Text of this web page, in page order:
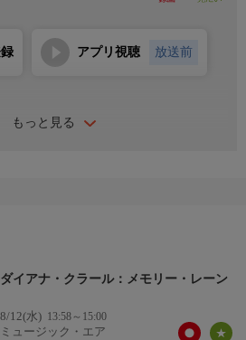
もっと見る
アプリ視聴 放送前
ダイアナ・クラール：メモリー・レーン
8/12(水) 13:58～15:00
ミュージック・エア